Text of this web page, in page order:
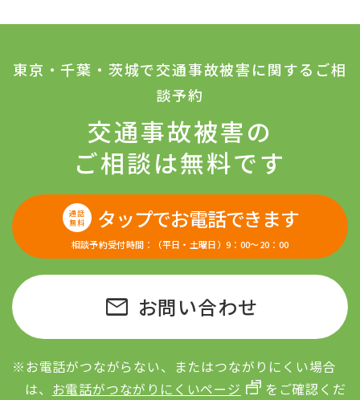
交通事故被害の
ご相談は無料です
東京・千葉・茨城で交通事故被害に関するご相
談予約
通話
無料
タップでお電話できます
相談予約受付時間：（平日・土曜日）9：00〜20：00
mail お問い合わせ
※お電話がつながらない、またはつながりにくい場合
は、 お電話がつながりにくいページ
をご確認くだ